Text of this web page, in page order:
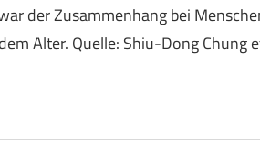
der Zusammenhang bei
Alter. Quelle: Shiu-Dong Chung